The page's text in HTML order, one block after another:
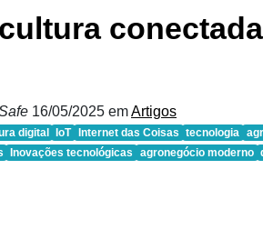
16/05/2025 emArtigos
digital IoT Internet das Coisas tecnologia
Inovações tecnológicas agronegócio moderno